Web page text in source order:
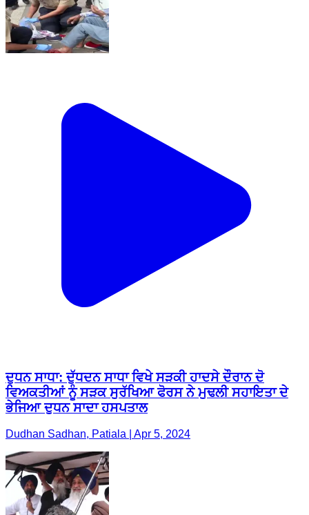
ਦੁਧਨ ਸਾਧਾ: ਦੁੱਧਦਨ ਸਾਧਾ ਵਿਖੇ ਸੜਕੀ ਹਾਦਸੇ ਦੌਰਾਨ ਦੋ
ਵਿਅਕਤੀਆਂ ਨੂੰ ਸੜਕ ਸੁਰੱਖਿਆ ਫੋਰਸ ਨੇ ਮੁਢਲੀ ਸਹਾਇਤਾ ਦੇ
ਭੇਜਿਆ ਦੁਧਨ ਸਾਦਾ ਹਸਪਤਾਲ
Dudhan Sadhan, Patiala | Apr 5, 2024